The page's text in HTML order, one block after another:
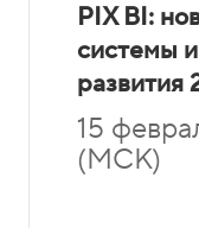
PIX BI:
системы
развития
15
(МСК)